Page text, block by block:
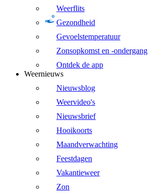
Weerflits
Gezondheid
Gevoelstemperatuur
Zonsopkomst en -ondergang
Ontdek de app
Weernieuws
Nieuwsblog
Weervideo's
Nieuwsbrief
Hooikoorts
Maandverwachting
Feestdagen
Vakantieweer
Zon